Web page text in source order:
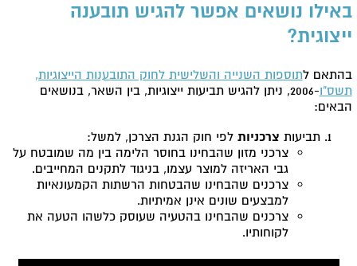
באילו נושאים אפשר להגיש תובענה
ייצוגית?
בהתאם לתוספות השנייה והשלישית לחוק התובענות הייצוגיות,
תשס"ו
-2006, ניתן להגיש תביעות ייצוגיות, בין השאר, בנושאים
הבאים:
תביעות צרכניות לפי חוק הגנת הצרכן, למשל:
צרכני מזון שהבחינו בחוסר הלימה בין מה שמובטח על
גבי האריזה למוצר עצמו, בניגוד לתקנים המחייבים.
צרכנים שהבחינו שהבטחות הרשתות הקמעונאיות
למבצעים שונים אינן אמיתיות.
צרכנים שהבחינו בהטעיה שעוסק כלשהו הטעה את
לקוחותיו.